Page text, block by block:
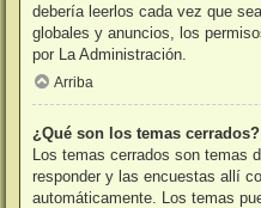
debería leerlos cada vez que
globales y anuncios, los
por La Administración.
Arriba
¿Qué son los temas cerrados?
Los temas cerrados son temas
responder y las encuestas allí
automáticamente. Los temas